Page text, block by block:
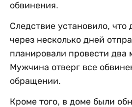
обвинения.
Следствие установило,
через несколько дней
планировали провести два
Мужчина отверг все
обращении.
Кроме того, в доме были